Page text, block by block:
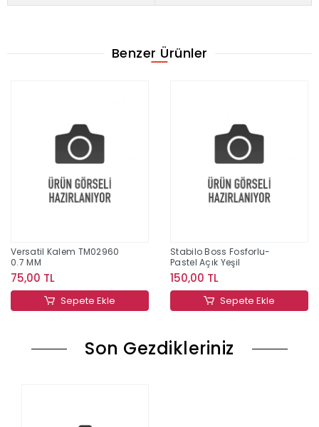
Benzer Ürünler
Versatil Kalem TM02960
0.7 MM
75,00 TL
Sepete Ekle
Stabilo Boss Fosforlu-
Pastel Açık Yeşil
150,00 TL
Sepete Ekle
Son Gezdikleriniz